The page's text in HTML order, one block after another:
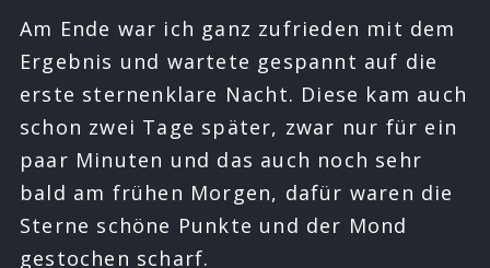
Am Ende war ich ganz zufrieden mit dem
Ergebnis und wartete gespannt auf die
erste sternenklare Nacht. Diese kam auch
schon zwei Tage später, zwar nur für ein
paar Minuten und das auch noch sehr
bald am frühen Morgen, dafür waren die
Sterne schöne Punkte und der Mond
gestochen scharf.